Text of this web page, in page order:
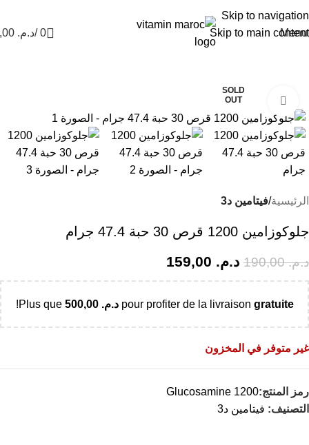
Skip to navigation
Skip to main content
Menu
0
/د.م.
SOLD
OUT
Click to enlarge
الرئيسية فيتامين د3
جلوكوزامين 1200 قرص 30 حبة 47.4 جرام
د.م.190,00 د.م.
Plus que د.م. pour profiter de la livraison gratuite
!
غير متوفر في المخزون
رمز المنتج:Glucosamine 1200
التصنيف: فيتامين د3